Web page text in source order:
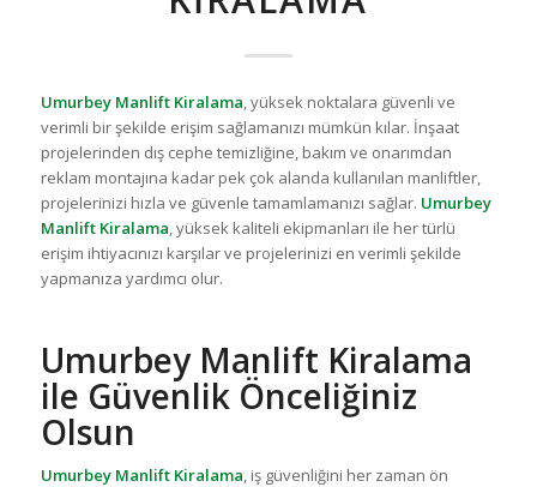
Umurbey Manlift Kiralama , yüksek noktalara güvenli ve
verimli bir şekilde erişim sağlamanızı mümkün kılar. İnşaat
projelerinden dış cephe temizliğine, bakım ve onarımdan
reklam montajına kadar pek çok alanda kullanılan manliftler,
projelerinizi hızla ve güvenle tamamlamanızı sağlar. Umurbey
Manlift Kiralama , yüksek kaliteli ekipmanları ile her türlü
erişim ihtiyacınızı karşılar ve projelerinizi en verimli şekilde
yapmanıza yardımcı olur.
Umurbey Manlift Kiralama
ile Güvenlik Önceliğiniz
Olsun
Umurbey Manlift Kiralama , iş güvenliğini her zaman ön